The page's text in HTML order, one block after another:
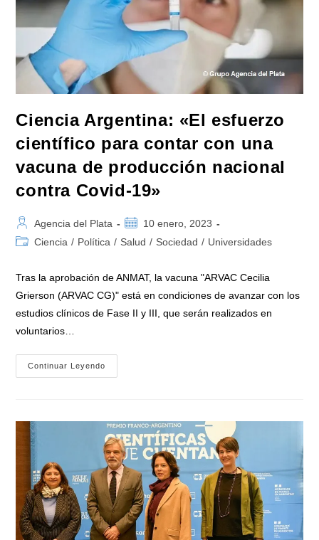
Estado»
Ciencia Argentina: «El esfuerzo
científico para contar con una
vacuna de producción nacional
contra Covid-19»
Autor
de
Agencia del Plata
Publicación
de
10 enero, 2023
Categoría
Ciencia / Política / Salud / Sociedad / Universidades
Tras la aprobación de ANMAT, la vacuna "ARVAC Cecilia
Grierson (ARVAC CG)" está en condiciones de avanzar con los
estudios clínicos de Fase II y III, que serán realizados en
voluntarios…
Continuar Leyendo
Argentina:
Contar
Con
Una
Vacuna
De
Producción
Nacional
Contra
Covid-
19»